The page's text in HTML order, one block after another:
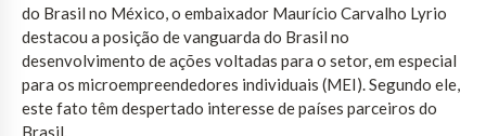
do Brasil no México, o embaixador Maurício Carvalho Lyrio
destacou a posição de vanguarda do Brasil no
desenvolvimento de ações voltadas para o setor, em especial
para os microempreendedores individuais (MEI). Segundo ele,
este fato têm despertado interesse de países parceiros do
Brasil.